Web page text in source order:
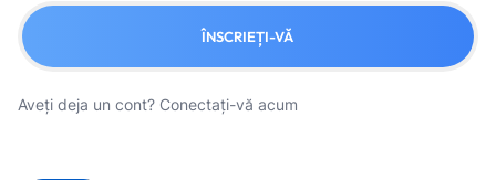
ÎNSCRIEȚI-VĂ
Aveți deja un cont? Conectați-vă acum